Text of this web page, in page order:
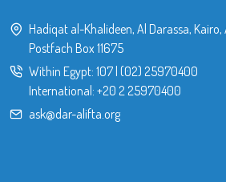
Hadiqat al-Khalideen, Al Darassa, Kairo,
Postfach Box 11675
Within Egypt: 107| (02) 25970400
International: +20 2 25970400
ask@dar-alifta.org